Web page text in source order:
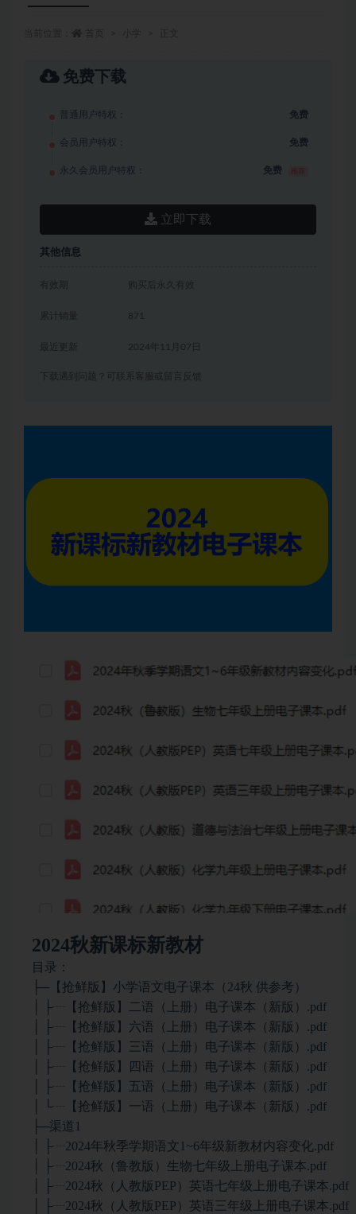
免费下载
普通用户特权： 免费
会员用户特权： 免费
永久会员用户特权： 免费
立即下载
其他信息
有效期 购买后永久有效
累计销量 871
2024年11月07日
下载遇到问题？可联系客服或留言反馈
2024秋新课标新教材
目录：
├─【抢鲜版】小学语文电子课本（24秋 供参考）
│ ├┈【抢鲜版】二语（上册）电子课本（新版）.pdf
│ ├┈【抢鲜版】六语（上册）电子课本（新版）.pdf
│ ├┈【抢鲜版】三语（上册）电子课本（新版）.pdf
│ ├┈【抢鲜版】四语（上册）电子课本（新版）.pdf
│ ├┈【抢鲜版】五语（上册）电子课本（新版）.pdf
│ └┈【抢鲜版】一语（上册）电子课本（新版）.pdf
├─渠道1
│ ├┈2024年秋季学期语文1~6年级新教材内容变化.pdf
│ ├┈2024秋（鲁教版）生物七年级上册电子课本.pdf
│ ├┈2024秋（人教版PEP）英语七年级上册电子课本.pdf
│ ├┈2024秋（人教版PEP）英语三年级上册电子课本.pdf